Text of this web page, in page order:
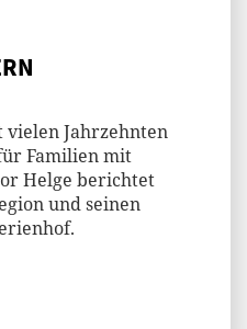
vielen Jahrzehnten
Familien mit
Helge berichtet
und seinen